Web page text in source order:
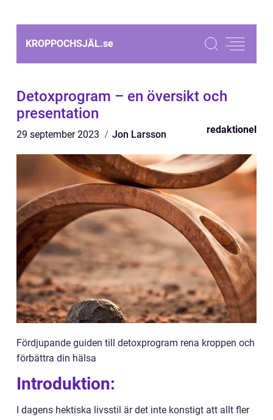
KROPPOCHSJÄL.se
Detoxprogram – en översikt och
presentation
29 september 2023 Jon Larsson redaktionel
Fördjupande guiden till detoxprogram rena kroppen och
förbättra din hälsa
Introduktion:
I dagens hektiska livsstil är det inte konstigt att allt fler